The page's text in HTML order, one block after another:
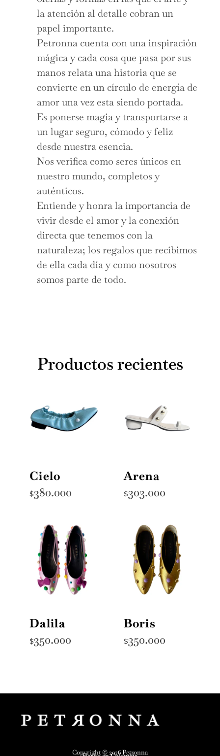
la atención al detalle cobran un
papel importante.
Petronna cuenta con una inspiración
mágica y cada cosa que pasa por sus
manos relata una historia que se
convierte en un círculo de energía de
amor una vez esta siendo portada.
Es ponerse magia y transportarse a
un lugar seguro, cómodo y feliz
desde nuestra esencia.
Nos verifica como seres únicos en
nuestro mundo, completos y
auténticos.
Entiende y honra la importancia de
vivir desde el amor y la conexión
directa que tenemos con la
naturaleza; los regalos que recibimos
de ella cada día y como nosotros
somos parte de todo.
Productos recientes
Cielo
$380.000
Arena
$303.000
Dalila
$350.000
Boris
$350.000
Copyright © 2026 Petronna